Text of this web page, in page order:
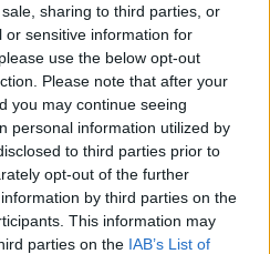
sharing to third parties, or
or sensitive information for
use the below opt-out
Please note that after your
you may continue seeing
personal information utilized by
to third parties prior to
opt-out of the further
by third parties on the
This information may
parties on the IAB’s List of
il tour dei
i petali